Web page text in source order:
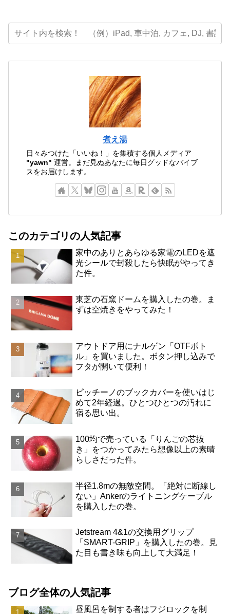
煮え湯
日々みつけた「いいね！」を集積する個人メディア
"yawn" 運営。まだ見ぬあなたに毎日グッドなバイブ
スをお届けします。
このカテゴリの人気記事
家中のありとあらゆる家電のLEDを遮
光シールで封殺したら快眠がやってき
た件。
東芝の石窯ドームを購入したの巻。ま
ずは空焼きをやってみた！
アウトドア用にナルゲン「OTFボト
ル」を買いました。ボタン押し込みで
フタが開いて便利！
ピッチーノのブックカバーを使いはじ
めて2年経過。ひとつひとつの汚れに
宿る思い出。
100均で売っている「りんごの芯抜
き」をつかってみたら想像以上の素晴
らしさだった件。
半径1.8mの無敵空間。「絶対に断線し
ない」Ankerのライトニングケーブル
を購入したの巻。
Jetstream 4&1の交換用グリップ
「SMART-GRIP」を購入したの巻。見
た目も書き味も向上して大満足！
ブログ全体の人気記事
昼風呂を制する者はフジロックを制